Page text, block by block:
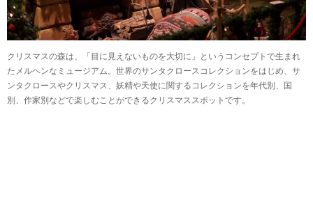
クリスマスの森は、「目に見えないものを大切に」というコンセプトで生まれ
たメルヘンなミュージアム。世界のサンタクロースコレクションをはじめ、サ
ンタクロースやクリスマス、妖精や天使に関するコレクションを年代別、国
別、作家別などで楽しむことができるクリスマススポットです。